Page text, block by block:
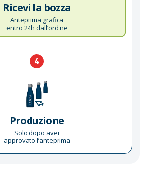
Ricevi la bozza
Anteprima grafica
entro 24h dall’ordine
4
Produzione
Solo dopo aver
approvato l’anteprima